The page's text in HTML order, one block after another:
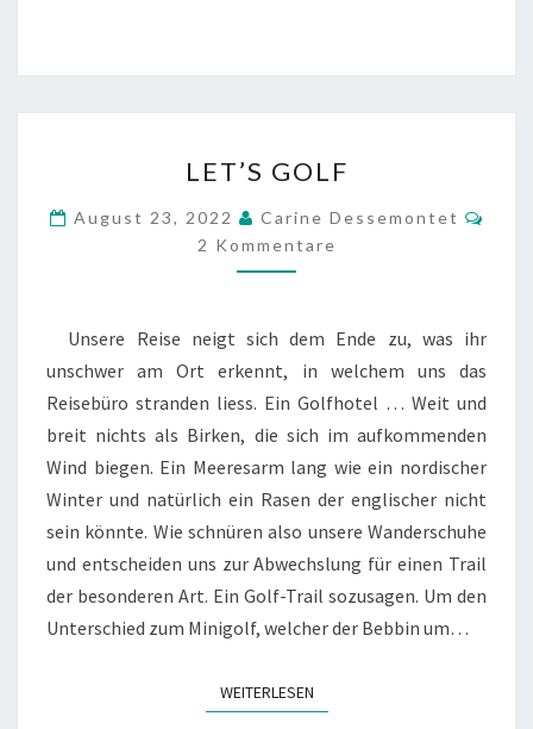
o
o
er
GOLF
LET’S GOLF
August 23, 2022 Carine Dessemontet
2 Kommentare
Unsere Reise neigt sich dem Ende zu, was ihr
unschwer am Ort erkennt, in welchem uns das
Reisebüro stranden liess. Ein Golfhotel … Weit und
breit nichts als Birken, die sich im aufkommenden
Wind biegen. Ein Meeresarm lang wie ein nordischer
Winter und natürlich ein Rasen der englischer nicht
sein könnte. Wie schnüren also unsere Wanderschuhe
und entscheiden uns zur Abwechslung für einen Trail
der besonderen Art. Ein Golf-Trail sozusagen. Um den
Unterschied zum Minigolf, welcher der Bebbin um…
WEITERLESENWEITERLESEN